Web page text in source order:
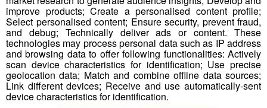
Concernant les troubles musculo-squelettiques, Radio
Mont Blanc s’est engagé à respecter les
recommandations de la médecine du travail en matière
de posture sur les postes de travail : des rehausseurs de
clavier ont été distribués aux salariés qui le souhaitaient.
improve products; Create a personalised content profile;
Select personalised content; Ensure security, prevent fraud,
and debug; Technically deliver ads or content. These
technologies may process personal data such as IP address
and browsing data to offer following functionalities: Actively
scan device characteristics for identification; Use precise
geolocation data; Match and combine offline data sources;
Link different devices; Receive and use automatically-sent
device characteristics for identification.